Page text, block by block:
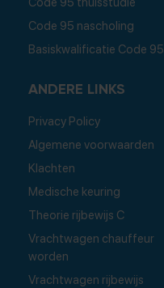
Code 95 nascholing
Basiskwalificatie Code 95
ANDERE LINKS
Privacy Policy
Algemene voorwaarden
Klachten
Medische keuring
Theorie rijbewijs C
Vrachtwagen chauffeur
worden
Vrachtwagen rijbewijs